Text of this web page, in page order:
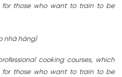
for those who want to train to be
nhà hàng)
cooking courses, which
for those who want to train to be